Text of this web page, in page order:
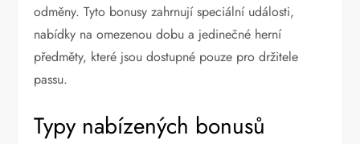
odměny. Tyto bonusy zahrnují speciální události,
nabídky na omezenou dobu a jedinečné herní
předměty, které jsou dostupné pouze pro držitele
passu.
Typy nabízených bonusů